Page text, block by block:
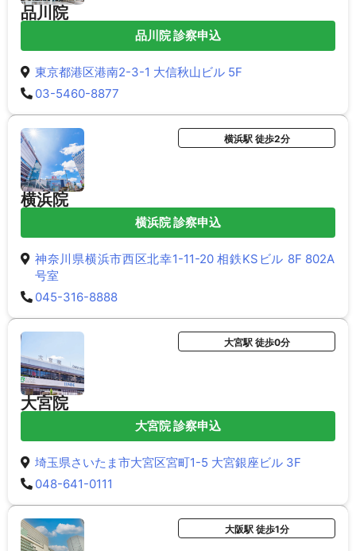
品川院
品川院 診察申込
東京都港区港南2-3-1 大信秋山ビル 5F
03-5460-8877
横浜院
横浜駅 徒歩2分
横浜院 診察申込
神奈川県横浜市西区北幸1-11-20 相鉄KSビル 8F 802A
号室
045-316-8888
大宮院
大宮駅 徒歩0分
大宮院 診察申込
埼玉県さいたま市大宮区宮町1-5 大宮銀座ビル 3F
048-641-0111
大阪駅 徒歩1分